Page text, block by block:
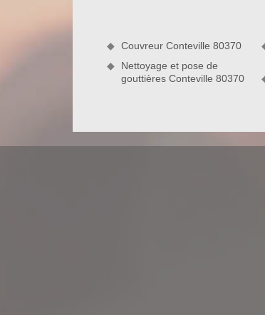
Les travaux d’hydrofuge
ainsi que les changements
réaliser un traitement hydrofuge
réapparition des mousses. En tant
Couvreur Conteville 80370
Nettoyage et pose de
gouttières Conteville 80370